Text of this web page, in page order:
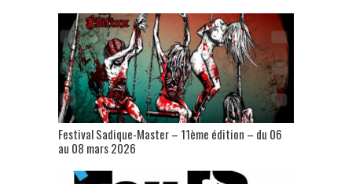
Festival Sadique-Master – 11ème édition – du 06
au 08 mars 2026